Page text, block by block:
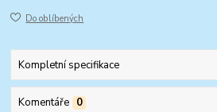
Do oblíbených
Kompletní specifikace
Komentáře 0